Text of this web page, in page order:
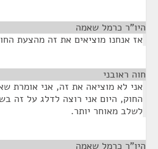
היו"ר כרמל שאמה
אז אנחנו מוציאים את זה מהצעת
חוה ראובני
אני לא מוציאה את זה, אני אומרת
החוק, היום אני רוצה לדלג על זה
לשלב מאוחר יותר.
היו"ר כרמל שאמה